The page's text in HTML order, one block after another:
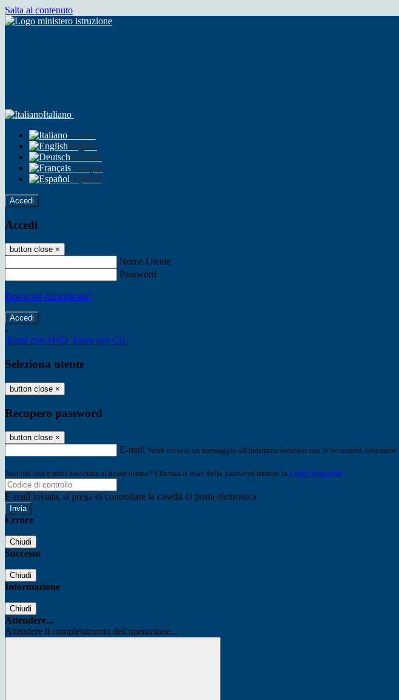
Salta al contenuto
Italiano
Italiano
English
Deutsch
Français
Español
Accedi
Accedi
button close ×
Nome Utente
Password
Password dimenticata?
-
Entra con SPID Entra con CIE
Seleziona utente
button close ×
Recupero password
button close ×
E-mail Verrà inviato un messaggio all'indirizzo indicato con le istruzioni necessarie.
Non hai una e-mail associata al nome utente? Effettua il reset della password tramite la Login Spaggiari
E-mail inviata, si prega di controllare la casella di posta elettronica!
Errore
Chiudi
Successo
Chiudi
Informazione
Chiudi
Attendere...
Attendere il completamento dell'operazione...